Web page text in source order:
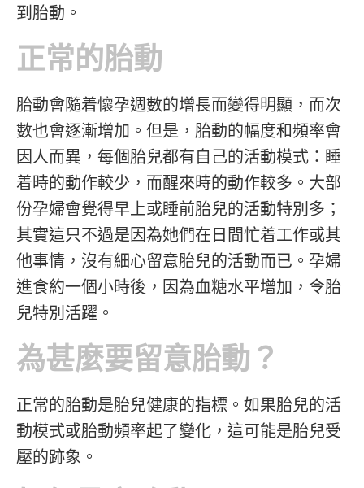
到胎動。
正常的胎動
胎動會隨着懷孕週數的增長而變得明顯，而次
數也會逐漸增加。但是，胎動的幅度和頻率會
因人而異，每個胎兒都有自己的活動模式：睡
着時的動作較少，而醒來時的動作較多。大部
份孕婦會覺得早上或睡前胎兒的活動特別多；
其實這只不過是因為她們在日間忙着工作或其
他事情，沒有細心留意胎兒的活動而已。孕婦
進食約一個小時後，因為血糖水平增加，令胎
兒特別活躍。
為甚麼要留意胎動？
正常的胎動是胎兒健康的指標。如果胎兒的活
動模式或胎動頻率起了變化，這可能是胎兒受
壓的跡象。